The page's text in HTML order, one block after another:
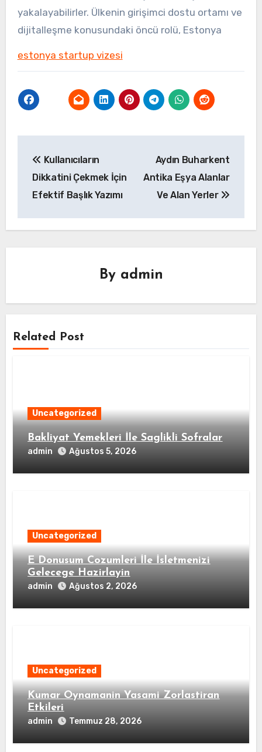
yakalayabilirler. Ülkenin girişimci dostu ortamı ve
dijitalleşme konusundaki öncü rolü, Estonya
estonya startup vizesi
gezinmesi
Kullanıcıların
Dikkatini Çekmek İçin
Efektif Başlık Yazımı
Aydın Buharkent
Antika Eşya Alanlar
Ve Alan Yerler
By admin
Related Post
Uncategorized
Bakliyat Yemekleri İle Saglikli Sofralar
admin Ağustos 5, 2026
Uncategorized
E Donusum Cozumleri İle İsletmenizi
Gelecege Hazirlayin
admin Ağustos 2, 2026
Uncategorized
Kumar Oynamanin Yasami Zorlastiran
Etkileri
admin Temmuz 28, 2026